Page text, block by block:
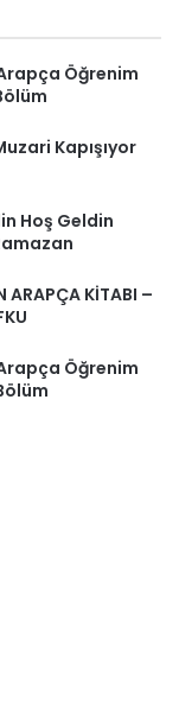
Öğrenim
Kapışıyor
Hoş Geldin
ARAPÇA KİTABI –
Öğrenim